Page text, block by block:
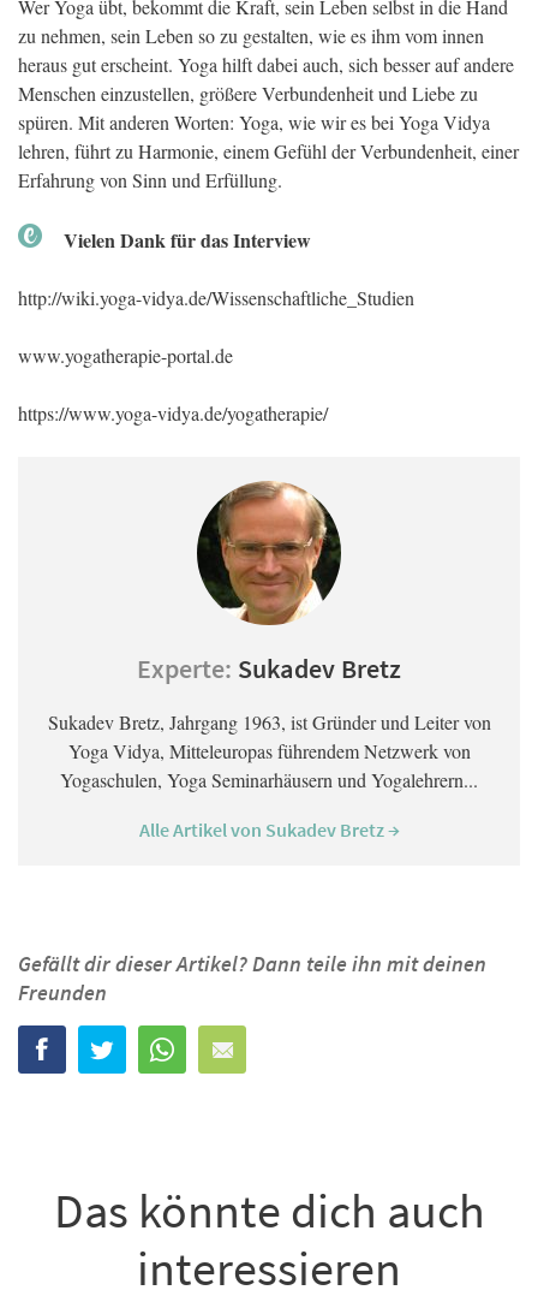
Wer Yoga übt, bekommt die Kraft, sein Leben selbst in die Hand
zu nehmen, sein Leben so zu gestalten, wie es ihm vom innen
heraus gut erscheint. Yoga hilft dabei auch, sich besser auf andere
Menschen einzustellen, größere Verbundenheit und Liebe zu
spüren. Mit anderen Worten: Yoga, wie wir es bei Yoga Vidya
lehren, führt zu Harmonie, einem Gefühl der Verbundenheit, einer
Erfahrung von Sinn und Erfüllung.
Vielen Dank für das Interview
http://wiki.yoga-vidya.de/Wissenschaftliche_Studien
www.yogatherapie-portal.de
https://www.yoga-vidya.de/yogatherapie/
Experte: Sukadev Bretz
Sukadev Bretz, Jahrgang 1963, ist Gründer und Leiter von
Yoga Vidya, Mitteleuropas führendem Netzwerk von
Yogaschulen, Yoga Seminarhäusern und Yogalehrern...
Alle Artikel von Sukadev Bretz →
Gefällt dir dieser Artikel? Dann teile ihn mit deinen
Freunden
Das könnte dich auch
interessieren